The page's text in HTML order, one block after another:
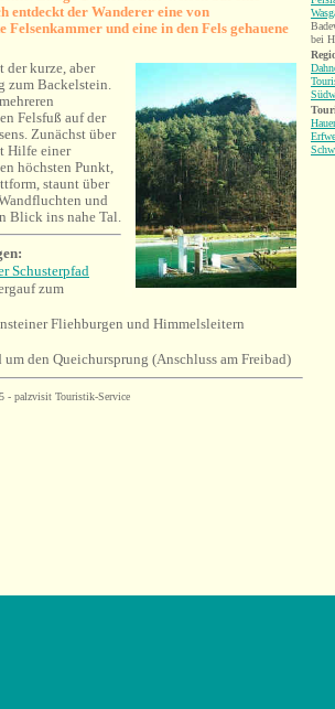
entdeckt der Wanderer eine von
Felsenkammer und eine in den Fels gehauene
der kurze, aber
zum Backelstein.
Felsfuß auf der
Zunächst über
Hilfe einer
höchsten Punkt,
staunt über
und
Blick ins nahe Tal.
:
Schusterpfad
zum
Fliehburgen und Himmelsleitern
um den Queichursprung (Anschluss am Freibad)
- palzvisit Touristik-Service
bei